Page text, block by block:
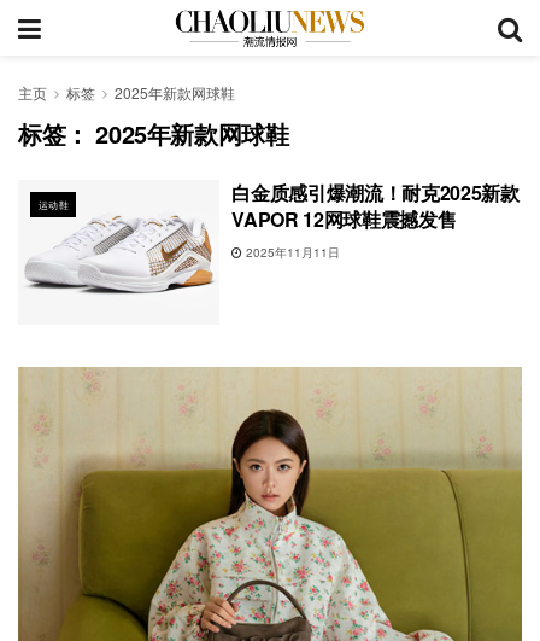
主页 标签 2025年新款网球鞋
标签：2025年新款网球鞋
运动鞋
白金质感引爆潮流！耐克2025新款
VAPOR 12网球鞋震撼发售
2025年11月11日